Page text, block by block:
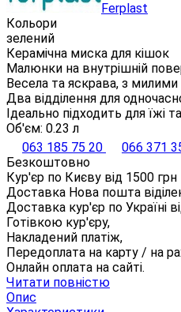
Ferplast
Кольори
зелений
Керамічна миска для кішок
Малюнки на внутрішній
Весела та яскрава, з
Два відділення для
Ідеально підходить для їжі
Об'єм: 0.23 л
063 185 75 20
066 371
Безкоштовно
Кур'єр по Києву від 1500 грн
Доставка Нова пошта
Доставка кур'єр по Україні
Готівкою кур'єру,
Накладений платіж,
Передоплата на карту / на
Онлайн оплата на сайті.
Читати повністю
Опис